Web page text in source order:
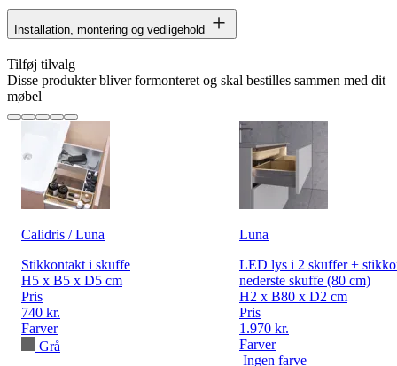
Installation, montering og vedligehold
Tilføj tilvalg
Disse produkter bliver formonteret og skal bestilles sammen med dit
møbel
Calidris / Luna
Stikkontakt i skuffe
H5 x B5 x D5 cm
Pris
740 kr.
Farver
Grå
Luna
LED lys i 2 skuffer +
nederste skuffe (80 cm)
H2 x B80 x D2 cm
Pris
1.970 kr.
Farver
Ingen farve